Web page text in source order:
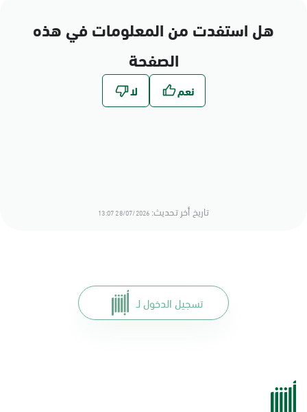
هل استفدت من المعلومات في هذه
الصفحة
تاريخ أخر تحديث: 28/07/2026 13:07
تسجيل الدخول لـ